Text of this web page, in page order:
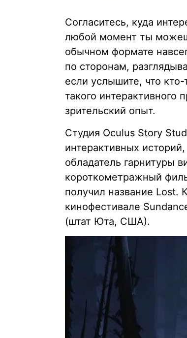
Согласитесь, куда
любой момент ты
обычном формате
по сторонам,
если услышите, что
такого интерактивного
зрительский опыт.
Студия Oculus Story
интерактивных
обладатель гарнитуры
короткометражный
получил название Lost.
кинофестивале
(штат Юта, США).